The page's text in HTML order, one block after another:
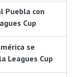
Puebla con
Cup
se
Leagues Cup